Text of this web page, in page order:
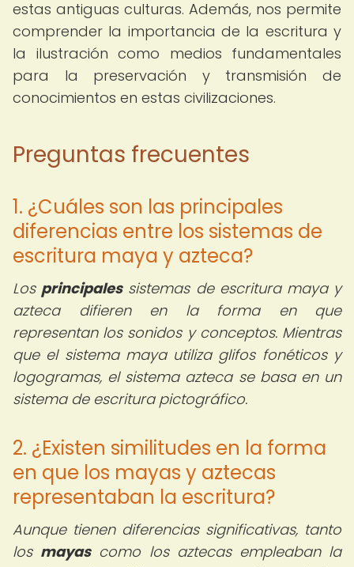
estas antiguas culturas. Además, nos permite
comprender la importancia de la escritura y
la ilustración como medios fundamentales
para la preservación y transmisión de
conocimientos en estas civilizaciones.
Preguntas frecuentes
1. ¿Cuáles son las principales
diferencias entre los sistemas de
escritura maya y azteca?
Los principalessistemas de escritura maya y
azteca difieren en la forma en que
representan los sonidos y conceptos. Mientras
que el sistema maya utiliza glifos fonéticos y
logogramas, el sistema azteca se basa en un
sistema de escritura pictográfico.
2. ¿Existen similitudes en la forma
en que los mayas y aztecas
representaban la escritura?
Aunque tienen diferencias significativas, tanto
los mayascomo los aztecas empleaban la